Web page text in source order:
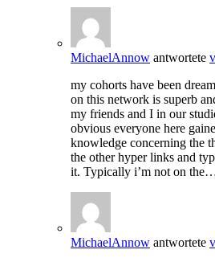
MichaelAnnow antwortete
my cohorts have been
on this network is superb
my friends and I in our
obvious everyone here
knowledge concerning the
the other hyper links and
it. Typically i’m not on
MichaelAnnow antwortete